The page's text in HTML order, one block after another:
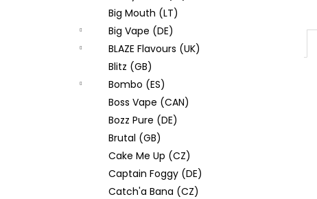
Big Mouth (LT)
Big Vape (DE)
BLAZE Flavours (UK)
Blitz (GB)
Bombo (ES)
Boss Vape (CAN)
Bozz Pure (DE)
Brutal (GB)
Cake Me Up (CZ)
Captain Foggy (DE)
Catch'a Bana (CZ)